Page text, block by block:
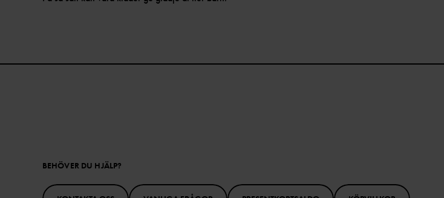
BEHÖVER DU HJÄLP?